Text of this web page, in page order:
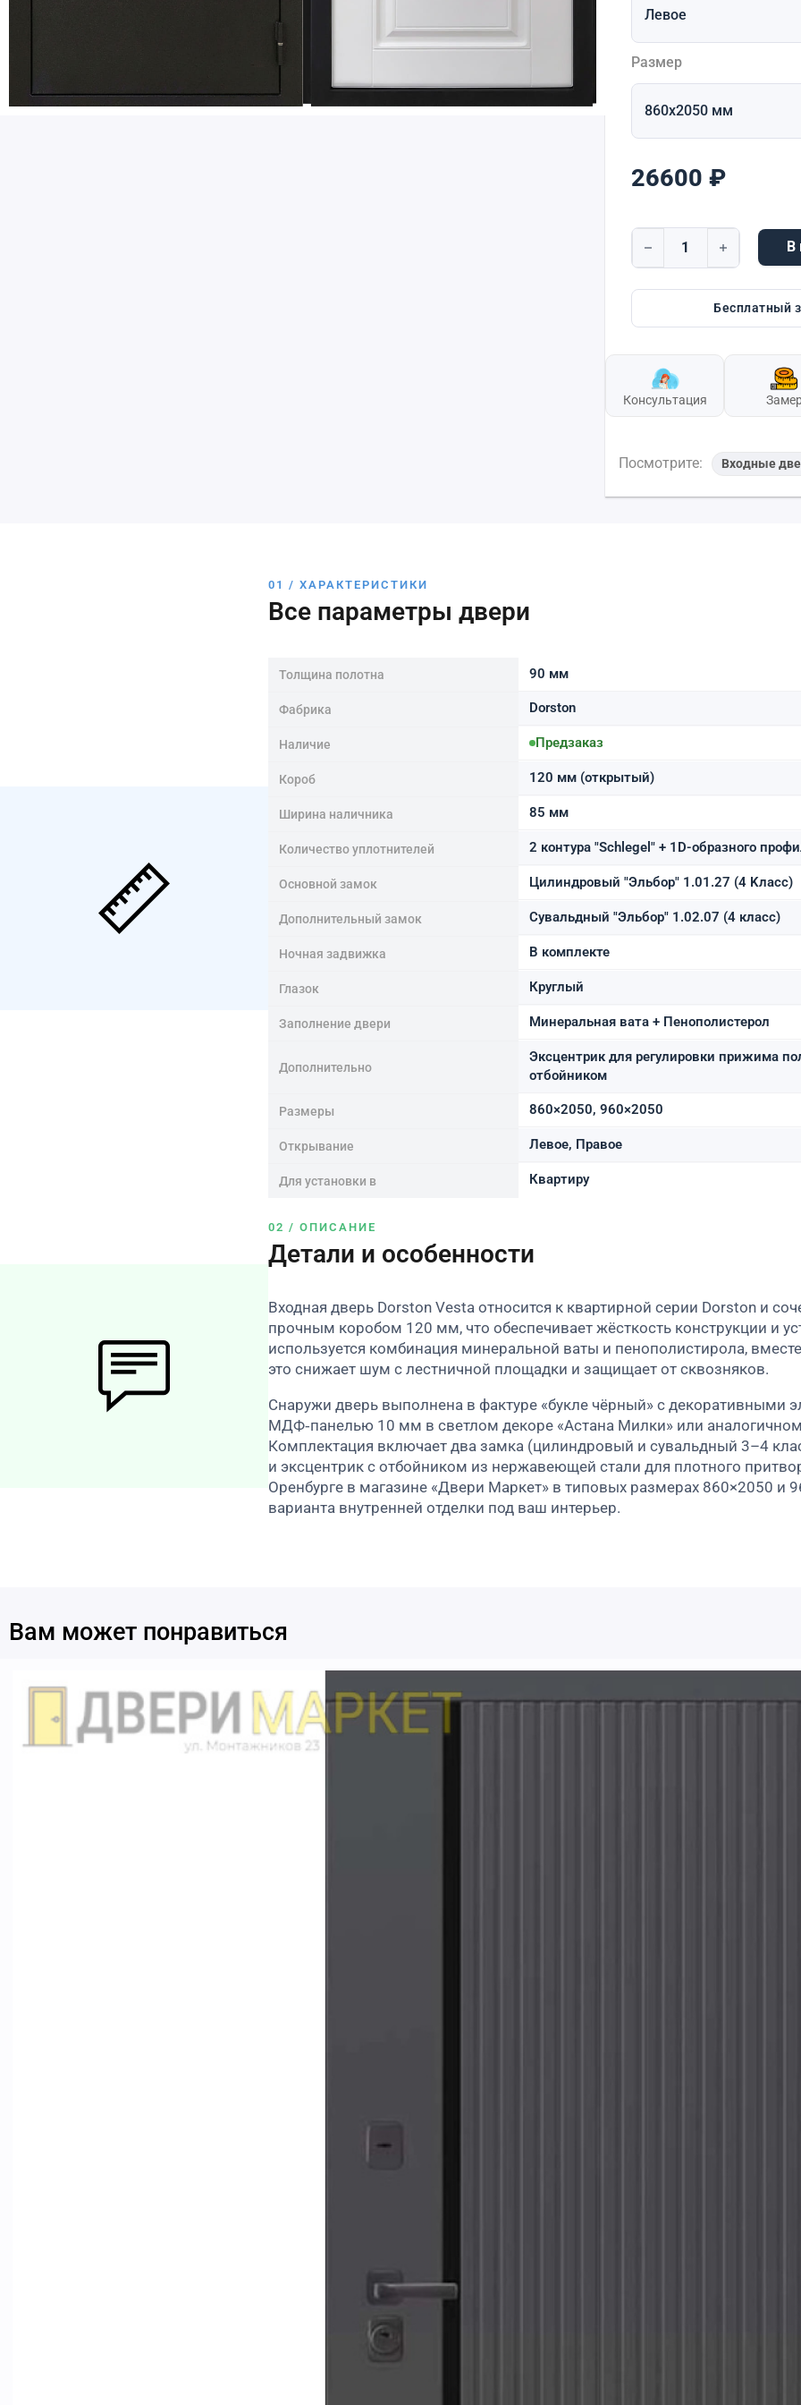
Размер
26600 ₽
Количество товара В
Бесплатный
Консультация
Посмотрите: Входные
01 / ХАРАКТЕРИСТИКИ
Все параметры двери
Толщина полотна 90 мм
Фабрика Dorston
Наличие Предзаказ
Короб 120 мм (открытый)
Ширина наличника 85 мм
Количество уплотнителей 2 контура "Schlegel" + 1D-образного
Основной замок Цилиндровый "Эльбор" 1.01.27 (4 Kласс)
Дополнительный замок Сувальдный "Эльбор" 1.02.07 (4 класс)
Ночная задвижка В комплекте
Глазок Круглый
Заполнение двери Минеральная вата + Пенополистерол
Дополнительно
Эксцентрик для регулировки прижима
отбойником
Размеры 860×2050, 960×2050
Открывание Левое, Правое
Для установки в Квартиру
02 / ОПИСАНИЕ
Детали и особенности
Входная дверь Dorston Vesta относится к квартирной серии Dorston и
прочным коробом 120 мм, что обеспечивает жёсткость конструкции и
используется комбинация минеральной ваты и пенополистирола,
это снижает шум с лестничной площадки и защищает от сквозняков.​
Снаружи дверь выполнена в фактуре «букле чёрный» с декоративными
МДФ‑панелью 10 мм в светлом декоре «Астана Милки» или
Комплектация включает два замка (цилиндровый и сувальдный 3–4
и эксцентрик с отбойником из нержавеющей стали для плотного
Оренбурге в магазине «Двери Маркет» в типовых размерах 860×2050
варианта внутренней отделки под ваш интерьер.
Вам может понравиться